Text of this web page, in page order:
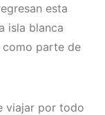
esta
isla blanca
como parte de
viajar por todo